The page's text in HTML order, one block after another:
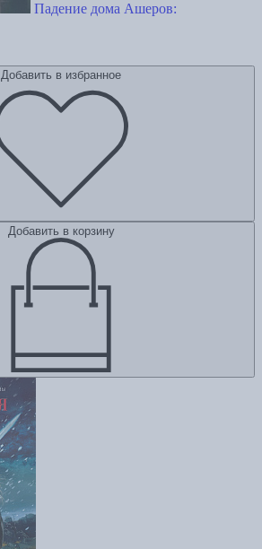
Падение дома Ашеров:
Добавить в избранное
Добавить в корзину